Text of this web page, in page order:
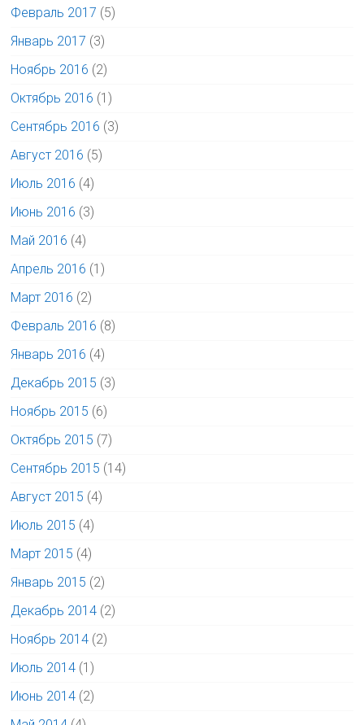
Февраль 2017 (5)
Январь 2017 (3)
Ноябрь 2016 (2)
Октябрь 2016 (1)
Сентябрь 2016 (3)
Август 2016 (5)
Июль 2016 (4)
Июнь 2016 (3)
Май 2016 (4)
Апрель 2016 (1)
Март 2016 (2)
Февраль 2016 (8)
Январь 2016 (4)
Декабрь 2015 (3)
Ноябрь 2015 (6)
Октябрь 2015 (7)
Сентябрь 2015 (14)
Август 2015 (4)
Июль 2015 (4)
Март 2015 (4)
Январь 2015 (2)
Декабрь 2014 (2)
Ноябрь 2014 (2)
Июль 2014 (1)
Июнь 2014 (2)